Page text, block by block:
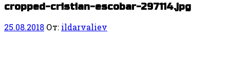
cropped-cristian-escobar-297114.jpg
25.08.2018 От: ildarvaliev